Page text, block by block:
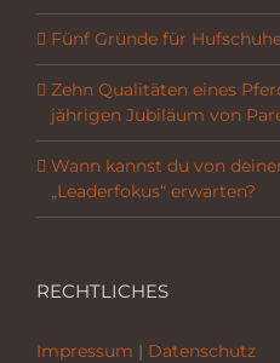
Fünf Gründe für
Zehn Qualitäten eines
jährigen Jubiläum von
Wann kannst du von
„Leaderfokus“ erwarten?
RECHTLICHES
Impressum | Datenschutz